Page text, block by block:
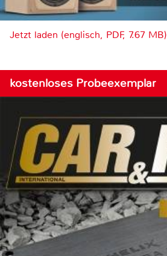
Jetzt laden (englisch, PDF, 7.67 MB)
kostenloses Probeexemplar